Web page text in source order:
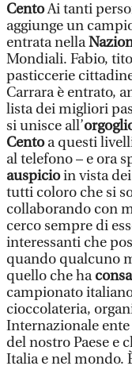
CentoAi tanti
aggiunge un
entrata nella
Mondiali. Fabio,
pasticcerie
Carrara è entrato,
lista dei migliori
si unisce all’
Centoa questi
al telefono – e ora
auspicioin vista
tutti coloro che si
collaborando con
cerco sempre di
interessanti che
quando qualcuno
quello che ha
campionato
cioccolateria,
Internazionale
del nostro Paese e
Italia e nel mondo.